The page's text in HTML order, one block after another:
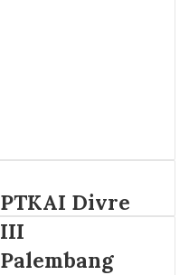
PTKAI Divre
III
Palembang